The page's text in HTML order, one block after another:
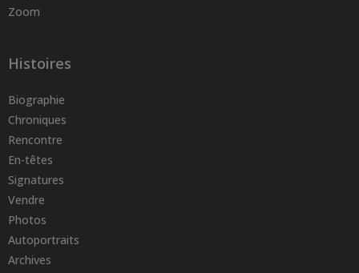
Zoom
Histoires
Biographie
Chroniques
Rencontre
En-têtes
Signatures
Vendre
Photos
Autoportraits
Archives